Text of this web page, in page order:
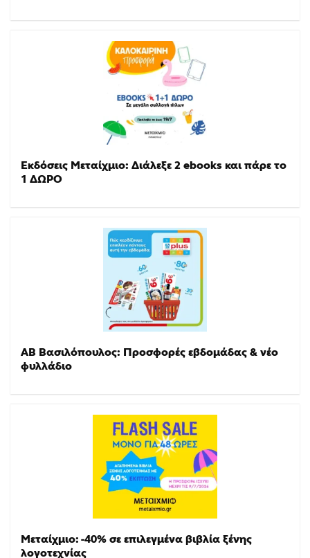
Εκδόσεις Μεταίχμιο: Διάλεξε 2 ebooks και πάρε το
1 ΔΩΡΟ
ΑΒ Βασιλόπουλος: Προσφορές εβδομάδας & νέο
φυλλάδιο
Μεταίχμιο: -40% σε επιλεγμένα βιβλία ξένης
λογοτεχνίας